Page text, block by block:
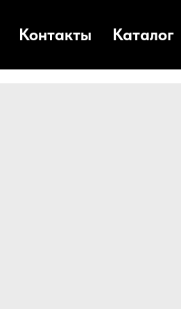
Контакты Каталог